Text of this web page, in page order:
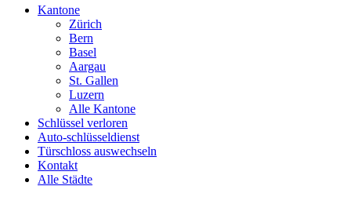
Kantone
Zürich
Bern
Basel
Aargau
St. Gallen
Luzern
Alle Kantone
Schlüssel verloren
Auto-schlüsseldienst
Türschloss auswechseln
Kontakt
Alle Städte